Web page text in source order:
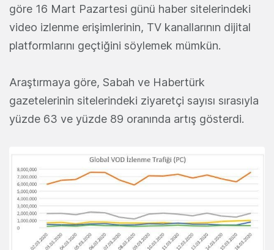
göre 16 Mart Pazartesi günü haber sitelerindeki
video izlenme erişimlerinin, TV kanallarının dijital
platformlarını geçtiğini söylemek mümkün.
Araştırmaya göre, Sabah ve Habertürk
gazetelerinin sitelerindeki ziyaretçi sayısı sırasıyla
yüzde 63 ve yüzde 89 oranında artış gösterdi.